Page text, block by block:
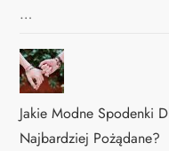
…
Jakie Modne Spodenki
Najbardziej Pożądane?